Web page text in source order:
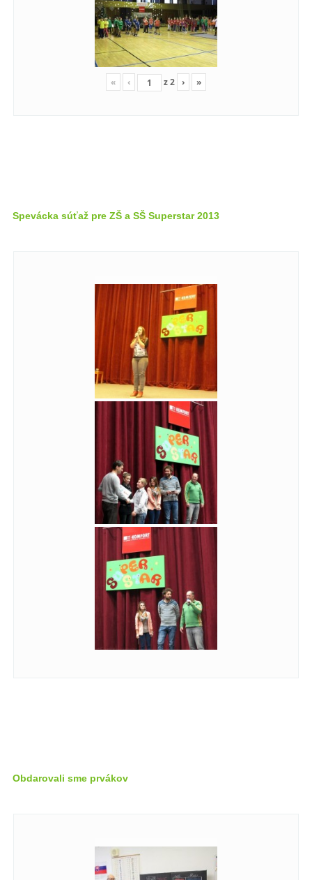
« ‹ z2 › »
Spevácka súťaž pre ZŠ a SŠ Superstar 2013
Obdarovali sme prvákov